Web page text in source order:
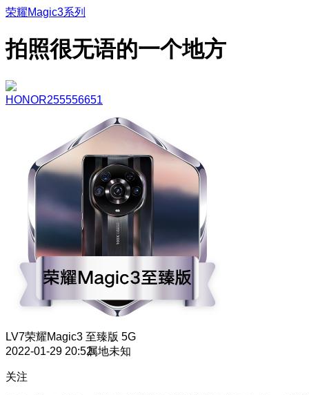
荣耀Magic3系列
拍照很无语的一个地方
HONOR255556651
LV7荣耀Magic3 至臻版 5G
2022-01-29 20:52属地未知
关注